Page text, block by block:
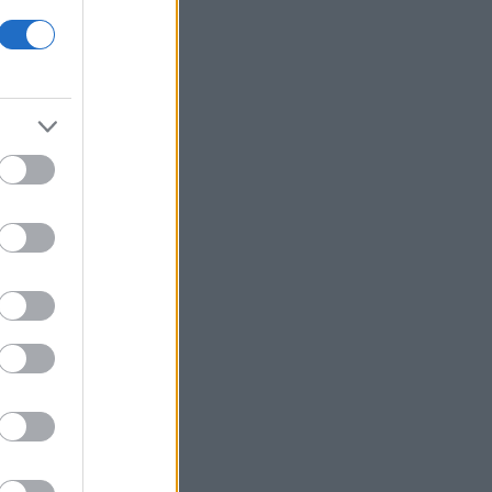
εξουσίας εκθέτει τη χώρα διεθνώς»
Μπάρκιν (Fed): «Τα στοιχεία για την
αγορά εργασίας συμβαδίζουν με τις
πρόσφατες τάσεις»
λιπασμάτων
από τα τέλη Ιουνίου - Σε νέα υψηλά ο
Stoxx 600
Κορυφώνεται η έξοδος των εκδρομέων
- Στο 100% η πληρότητα σε πολλά
Η Ιταλία απαντά στην Ισπανία: «Δεν